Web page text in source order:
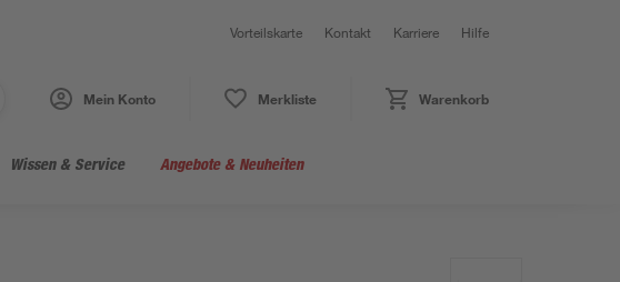
Vorteilskarte Kontakt Karriere Hilfe
Mein Konto Merkliste Warenkorb
Wissen & Service Angebote & Neuheiten